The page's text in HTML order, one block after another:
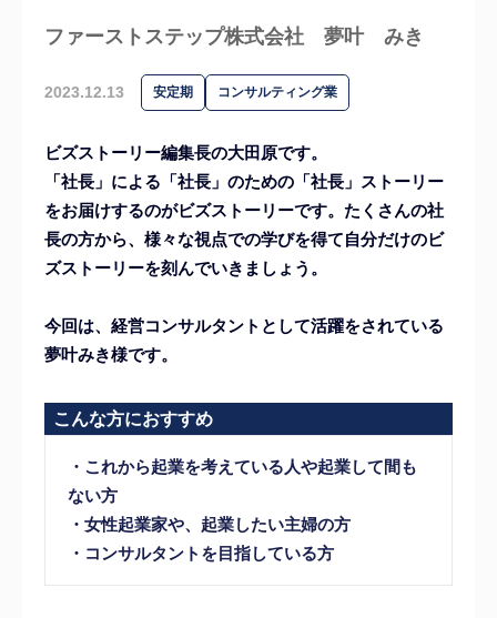
ファーストステップ株式会社 夢叶 みき
2023.12.13 安定期 コンサルティング業
ビズストーリー編集長の大田原です。
「社長」による「社長」のための「社長」ストーリー
をお届けするのがビズストーリーです。たくさんの社
長の方から、様々な視点での学びを得て自分だけのビ
ズストーリーを刻んでいきましょう。
今回は、経営コンサルタントとして活躍をされている
夢叶みき様です。
こんな方におすすめ
・これから起業を考えている人や起業して間も
ない方
・女性起業家や、起業したい主婦の方
・コンサルタントを目指している方